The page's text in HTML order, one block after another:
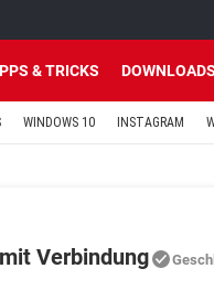
& TRICKS DOWNLOADS
WINDOWS 10 INSTAGRAM
Verbindung